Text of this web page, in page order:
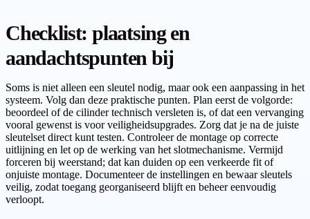
Checklist: plaatsing en
aandachtspunten bij
Soms is niet alleen een sleutel nodig, maar ook een aanpassing in het
systeem. Volg dan deze praktische punten. Plan eerst de volgorde:
beoordeel of de cilinder technisch versleten is, of dat een vervanging
vooral gewenst is voor veiligheidsupgrades. Zorg dat je na de juiste
sleutelset direct kunt testen. Controleer de montage op correcte
uitlijning en let op de werking van het slotmechanisme. Vermijd
forceren bij weerstand; dat kan duiden op een verkeerde fit of
onjuiste montage. Documenteer de instellingen en bewaar sleutels
veilig, zodat toegang georganiseerd blijft en beheer eenvoudig
verloopt.